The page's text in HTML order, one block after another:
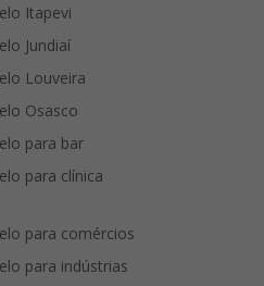
Itapevi
Jundiaí
Louveira
Osasco
para bar
para clínica
para comércios
para indústrias